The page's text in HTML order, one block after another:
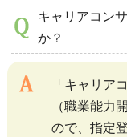
キャリアコン
か？
「キャリア
（職業能力
ので、指定